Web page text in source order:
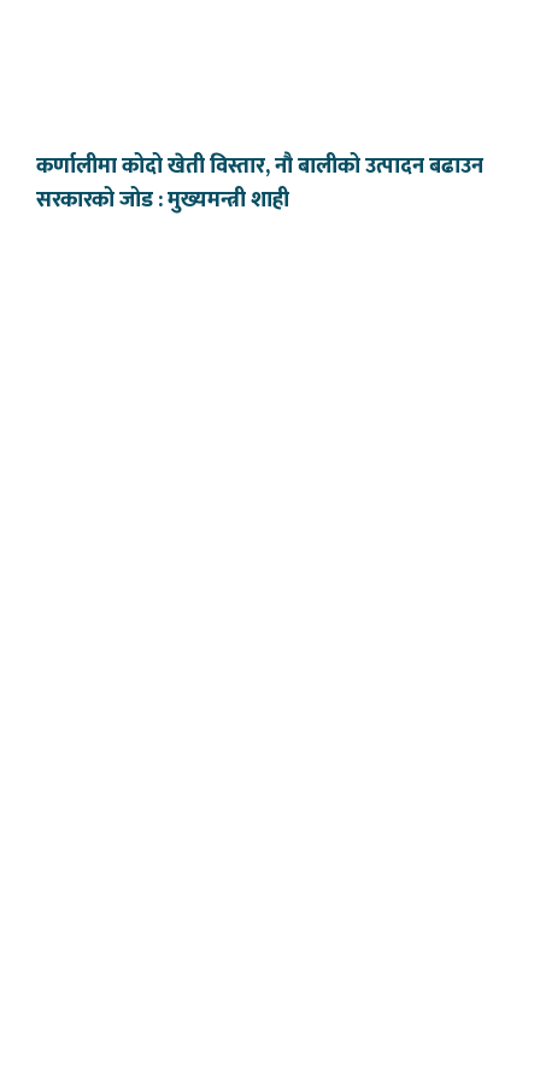
कर्णालीमा कोदो खेती विस्तार, नौ बालीको उत्पादन बढाउन
सरकारको जोड : मुख्यमन्त्री शाही